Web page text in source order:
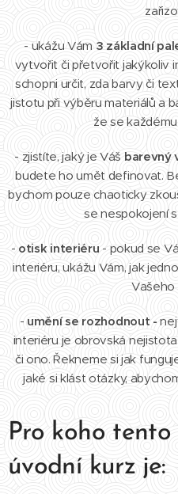
- ukážu Vám 3 základní
vytvořit či přetvořit jakýkoliv
schopni určit, zda barvy či
jistotu při výběru materiálů a
že se
- zjistíte, jaký je Váš barevný
budete ho umět definovat.
bychom pouze chaoticky
se nespokojení
- otisk interiéru - pokud se
interiéru, ukážu Vám, jak
Vašeho
- umění se rozhodnout -
interiéru je obrovská
či ono. Řekneme si jak
jaké si klást otázky,
Pro koho
úvodní kurz je: